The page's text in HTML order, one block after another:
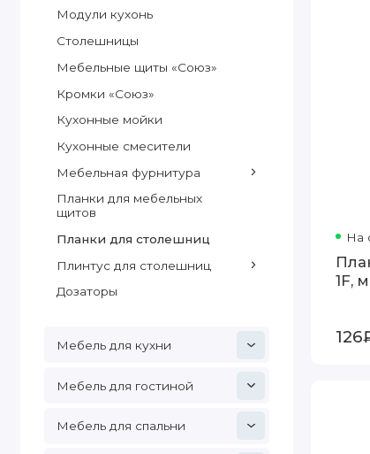
Модули кухонь
Столешницы
Мебельные щиты «Союз»
Кромки «Союз»
Кухонные мойки
Кухонные смесители
Мебельная фурнитура
Планки для мебельных
щитов
Планки для столешниц
Плинтус для столешниц
Дозаторы
Мебель для кухни
Мебель для гостиной
Мебель для спальни
На
1F,